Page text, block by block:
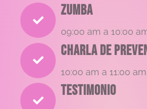
Zumba
09:00 am a 10:00
Charla de
10:00 am a 11:00 am
Testimonio